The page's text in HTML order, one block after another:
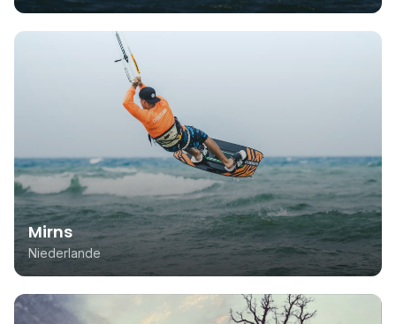
Mirns
Niederlande